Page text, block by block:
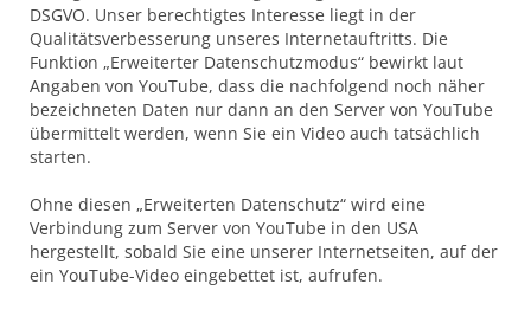
DSGVO. Unser berechtigtes Interesse liegt in der
Qualitätsverbesserung unseres Internetauftritts. Die
Funktion „Erweiterter Datenschutzmodus“ bewirkt laut
Angaben von YouTube, dass die nachfolgend noch näher
bezeichneten Daten nur dann an den Server von YouTube
übermittelt werden, wenn Sie ein Video auch tatsächlich
starten.
Ohne diesen „Erweiterten Datenschutz“ wird eine
Verbindung zum Server von YouTube in den USA
hergestellt, sobald Sie eine unserer Internetseiten, auf der
ein YouTube-Video eingebettet ist, aufrufen.